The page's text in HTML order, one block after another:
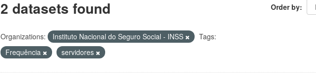
Order by
2 datasets found
Organizations: Instituto Nacional do Seguro Social - INSS
Tags:
Frequência
servidores